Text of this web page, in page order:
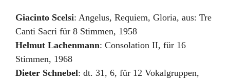
Giacinto Scelsi: Angelus, Requiem, Gloria, aus: Tre
Canti Sacri für 8 Stimmen, 1958
Helmut Lachenmann: Consolation II, für 16
Stimmen, 1968
Dieter Schnebel: dt. 31, 6, für 12 Vokalgruppen,